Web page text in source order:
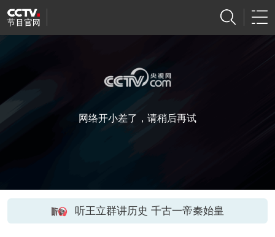
网络开小差了，请稍后再试
听王立群讲历史 千古一帝秦始皇